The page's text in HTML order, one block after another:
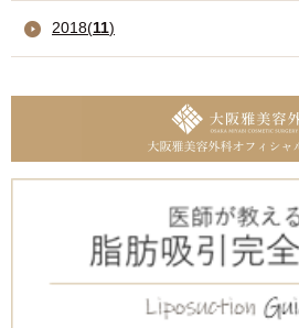
2018(11)